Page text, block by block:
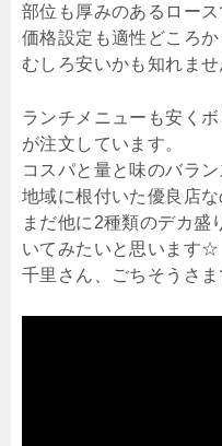
部位も厚みのあるロー
価格設定も適性どころか
むしろ安いかも知れませ
ランチメニューも安く
が注文しています。
コスパと量と味のバラ
地域に根付いた優良店な
まだ他に2種類のデカ盛
いてみたいと思います☆
千里さん、ごちそうさ